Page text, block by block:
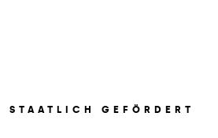
STAATLICH GEFÖRDERT